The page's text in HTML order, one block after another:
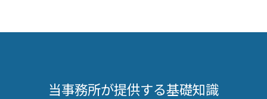
当事務所が提供する基礎知識